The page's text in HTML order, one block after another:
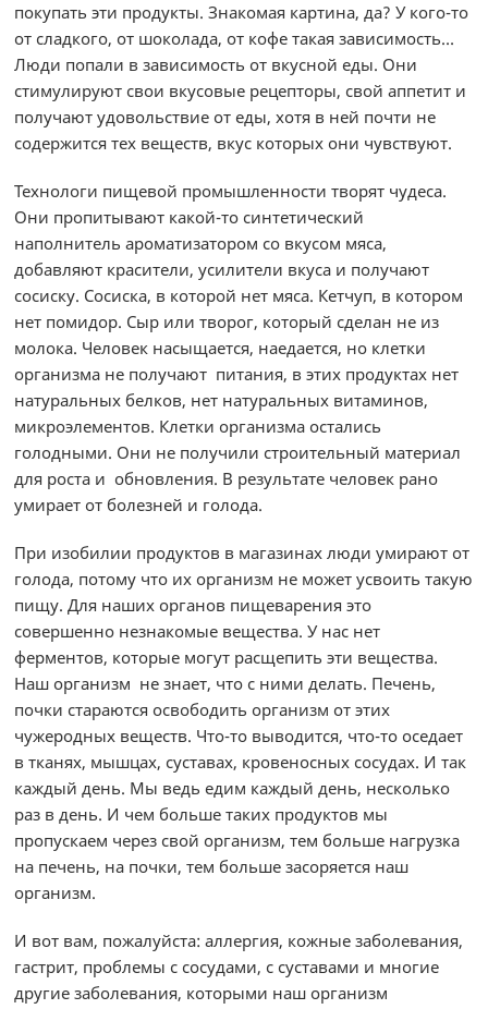
покупать эти продукты. Знакомая картина, да? У кого-то
от сладкого, от шоколада, от кофе такая зависимость…
Люди попали в зависимость от вкусной еды. Они
стимулируют свои вкусовые рецепторы, свой аппетит и
получают удовольствие от еды, хотя в ней почти не
содержится тех веществ, вкус которых они чувствуют.
Технологи пищевой промышленности творят чудеса.
Они пропитывают какой-то синтетический
наполнитель ароматизатором со вкусом мяса,
добавляют красители, усилители вкуса и получают
сосиску. Сосиска, в которой нет мяса. Кетчуп, в котором
нет помидор. Сыр или творог, который сделан не из
молока. Человек насыщается, наедается, но клетки
организма не получают питания, в этих продуктах нет
натуральных белков, нет натуральных витаминов,
микроэлементов. Клетки организма остались
голодными. Они не получили строительный материал
для роста и обновления. В результате человек рано
умирает от болезней и голода.
При изобилии продуктов в магазинах люди умирают от
голода, потому что их организм не может усвоить такую
пищу. Для наших органов пищеварения это
совершенно незнакомые вещества. У нас нет
ферментов, которые могут расщепить эти вещества.
Наш организм не знает, что с ними делать. Печень,
почки стараются освободить организм от этих
чужеродных веществ. Что-то выводится, что-то оседает
в тканях, мышцах, суставах, кровеносных сосудах. И так
каждый день. Мы ведь едим каждый день, несколько
раз в день. И чем больше таких продуктов мы
пропускаем через свой организм, тем больше нагрузка
на печень, на почки, тем больше засоряется наш
организм.
И вот вам, пожалуйста: аллергия, кожные заболевания,
гастрит, проблемы с сосудами, с суставами и многие
другие заболевания, которыми наш организм